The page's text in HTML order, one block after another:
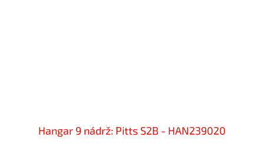
Hangar 9 nádrž: Pitts S2B - HAN239020